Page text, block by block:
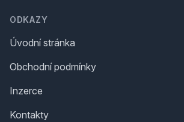
ODKAZY
Úvodní stránka
Obchodní podmínky
Inzerce
Kontakty